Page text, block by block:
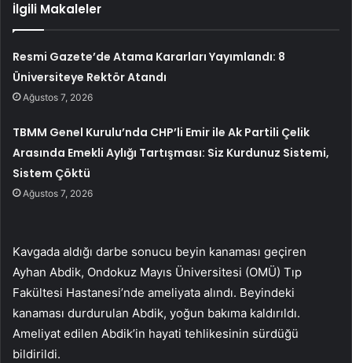
İlgili Makaleler
Resmi Gazete’de Atama Kararları Yayımlandı: 8
Üniversiteye Rektör Atandı
Ağustos 7, 2026
TBMM Genel Kurulu’nda CHP’li Emir ile Ak Partili Çelik
Arasında Emekli Aylığı Tartışması: Siz Kurdunuz Sistemi,
Sistem Çöktü
Ağustos 7, 2026
Kavgada aldığı darbe sonucu beyin kanaması geçiren
Ayhan Abdik, Ondokuz Mayıs Üniversitesi (OMÜ) Tıp
Fakültesi Hastanesi’nde ameliyata alındı. Beyindeki
kanaması durdurulan Abdik, yoğun bakıma kaldırıldı.
Ameliyat edilen Abdik’in hayati tehlikesinin sürdüğü
bildirildi.